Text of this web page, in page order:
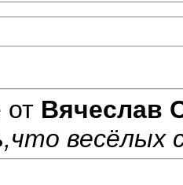
Вячеслав
весёлых